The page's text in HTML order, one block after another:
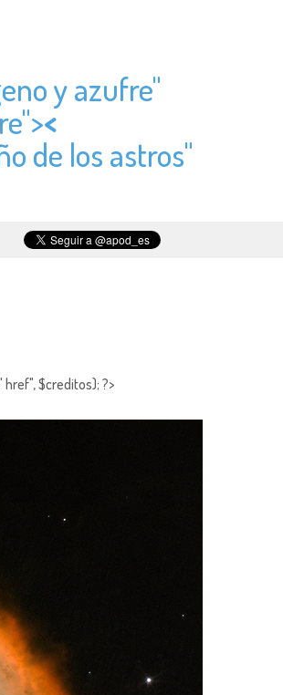
y azufre"
<
de los astros"
$creditos); ?>